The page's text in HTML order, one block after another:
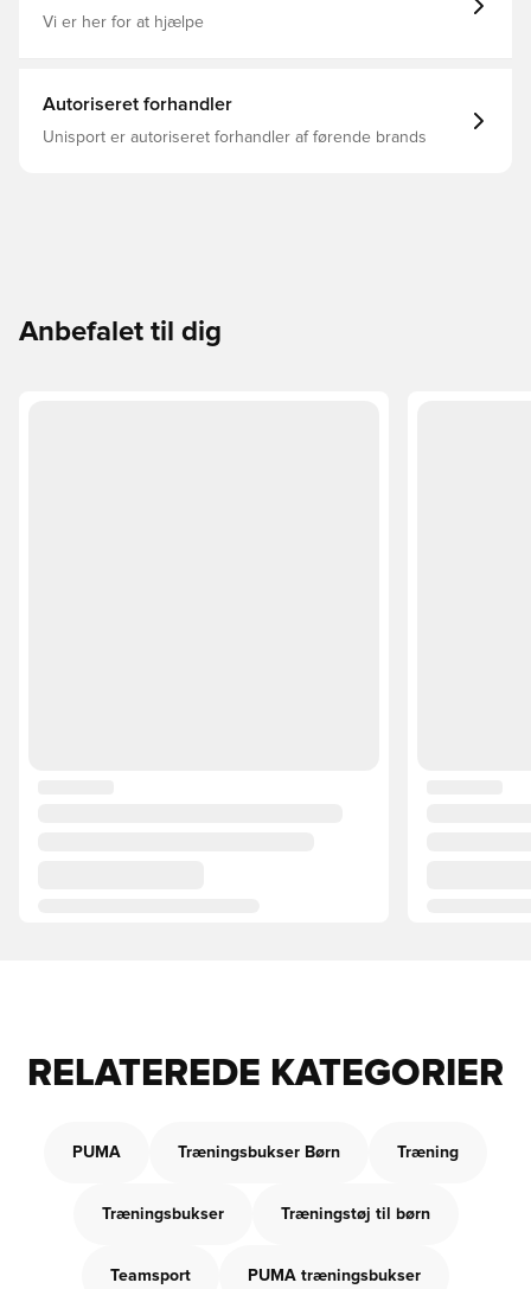
Vi er her for at hjælpe
Autoriseret forhandler
Unisport er autoriseret forhandler af førende brands
Anbefalet til dig
RELATEREDE KATEGORIER
PUMA Træningsbukser Børn Træning
Træningsbukser Træningstøj til børn
Teamsport PUMA træningsbukser